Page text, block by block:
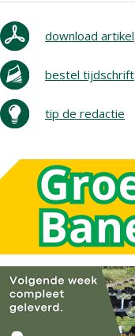
download artikel
bestel tijdschrift
tip de redactie